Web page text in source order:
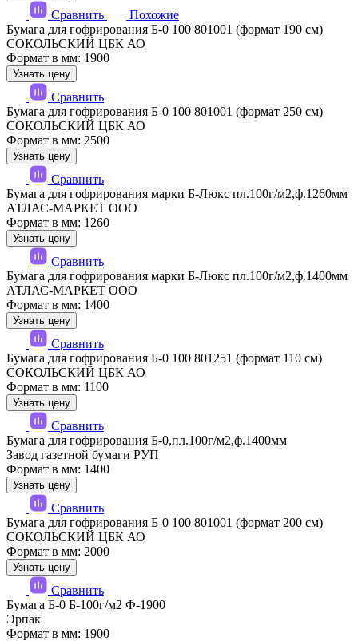
Сравнить
Похожие
Бумага для гофрирования Б-0 100 801001 (формат 190 см)
СОКОЛЬСКИЙ ЦБК АО
Формат в мм: 1900
Узнать цену
Сравнить
Бумага для гофрирования Б-0 100 801001 (формат 250 см)
СОКОЛЬСКИЙ ЦБК АО
Формат в мм: 2500
Узнать цену
Сравнить
Бумага для гофрирования марки Б-Люкс пл.100г/м2,ф.1260мм
АТЛАС-МАРКЕТ ООО
Формат в мм: 1260
Узнать цену
Сравнить
Бумага для гофрирования марки Б-Люкс пл.100г/м2,ф.1400мм
АТЛАС-МАРКЕТ ООО
Формат в мм: 1400
Узнать цену
Сравнить
Бумага для гофрирования Б-0 100 801251 (формат 110 см)
СОКОЛЬСКИЙ ЦБК АО
Формат в мм: 1100
Узнать цену
Сравнить
Бумага для гофрирования Б-0,пл.100г/м2,ф.1400мм
Завод газетной бумаги РУП
Формат в мм: 1400
Узнать цену
Сравнить
Бумага для гофрирования Б-0 100 801001 (формат 200 см)
СОКОЛЬСКИЙ ЦБК АО
Формат в мм: 2000
Узнать цену
Сравнить
Бумага Б-0 Б-100г/м2 Ф-1900
Эрпак
Формат в мм: 1900